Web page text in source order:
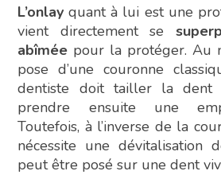
L’onlay quant à lui est une
vient directement se
abîmée pour la protéger. Au
pose d’une couronne
dentiste doit tailler la dent
prendre ensuite une
Toutefois, à l’inverse de la
nécessite une dévitalisation
peut être posé sur une dent